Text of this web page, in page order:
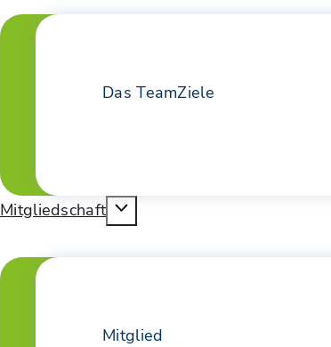
Das TeamZiele
Mitgliedschaft
Mitglied